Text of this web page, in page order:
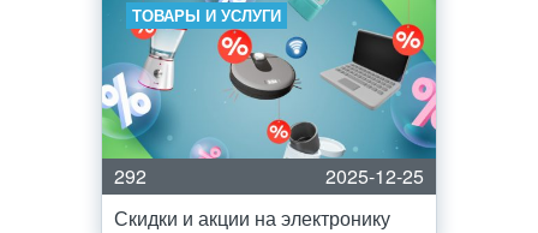
ТОВАРЫ И УСЛУГИ
292
2025-12-25
Скидки и акции на электронику